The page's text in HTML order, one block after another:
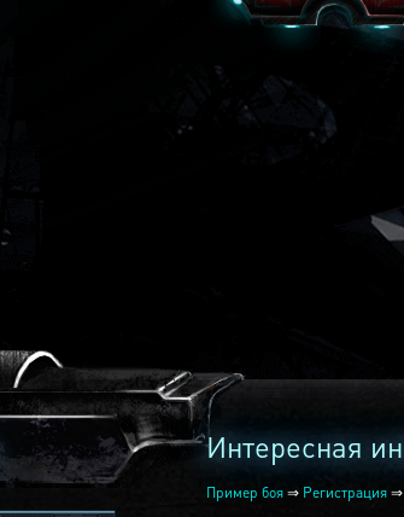
Интересная
Пример боя ⇒ Регистрация ⇒